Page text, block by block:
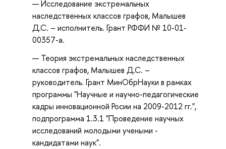
Исследование экстремальных
наследственных классов графов, Малышев
Д.С. – исполнитель. Грант РФФИ № 10-01-
00357-а.
Теория экстремальных наследственных
классов графов, Малышев Д.С. –
руководитель. Грант МинОбрНауки в рамках
программы "Научные и научно-педагогические
кадры инновационной Росии на 2009-2012 гг.",
подпрограмма 1.3.1 "Проведение научных
исследований молодыми учеными -
кандидатами наук".